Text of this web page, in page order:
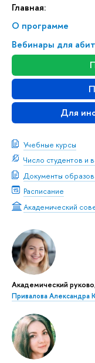
Главная:
О программе
Вебинары для
Для
Учебные курсы
Число студентов и
Документы
Расписание
Академический
Академический
Привалова Александра